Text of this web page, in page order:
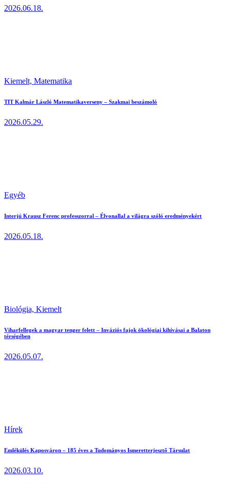
2026.06.18.
Kiemelt, Matematika
TIT Kalmár László Matematikaverseny – Szakmai beszámoló
2026.05.29.
Egyéb
Interjú Krausz Ferenc professzorral – Élvonallal a világra szóló eredményekért
2026.05.18.
Biológia, Kiemelt
Viharfellegek a magyar tenger felett – Inváziós fajok ökológiai kihívásai a Balaton
térségében
2026.05.07.
Hírek
Emlékülés Kaposváron – 185 éves a Tudományos Ismeretterjesztő Társulat
2026.03.10.